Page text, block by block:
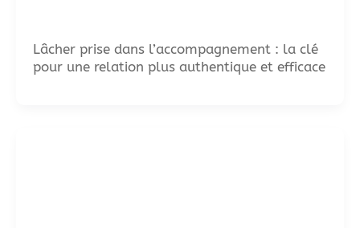
Lâcher prise dans l’accompagnement : la clé
pour une relation plus authentique et efficace